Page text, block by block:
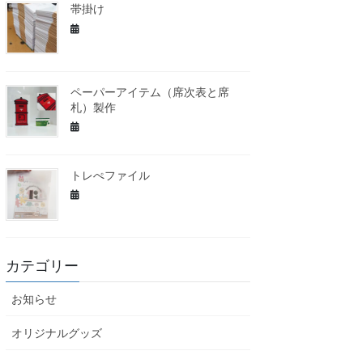
帯掛け
ペーパーアイテム（席次表と席
札）製作
トレぺファイル
カテゴリー
お知らせ
オリジナルグッズ